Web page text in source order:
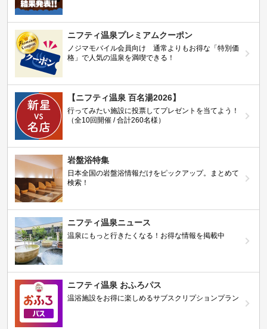
ニフティ温泉プレミアムクーポン
ノジマモバイル会員向け 通常よりもお得な「特別価
格」で人気の温泉を満喫できる！
【ニフティ温泉 百名湯2026】
行ってみたい施設に投票してプレゼントを当てよう！
（全10回開催 / 合計260名様）
岩盤浴特集
日本全国の岩盤浴情報だけをピックアップ。まとめて
検索！
ニフティ温泉ニュース
温泉にもっと行きたくなる！お得な情報を掲載中
ニフティ温泉 おふろパス
温浴施設をお得に楽しめるサブスクリプションプラン